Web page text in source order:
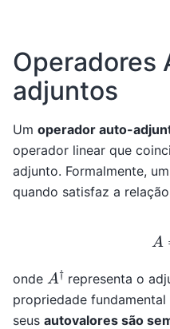
Operadores
adjuntos
Um operador auto-
operador linear que
adjunto. Formalmente,
quando satisfaz a relação
A
onde A† representa o
propriedade
seus autovalores são